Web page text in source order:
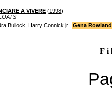
A VIVERE (1998)
Bullock, Harry Connick jr., Gena
F i